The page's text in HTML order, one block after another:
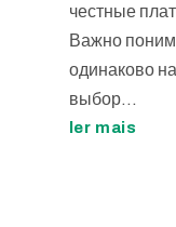
честные
Важно
одинаково
выбор...
ler mais